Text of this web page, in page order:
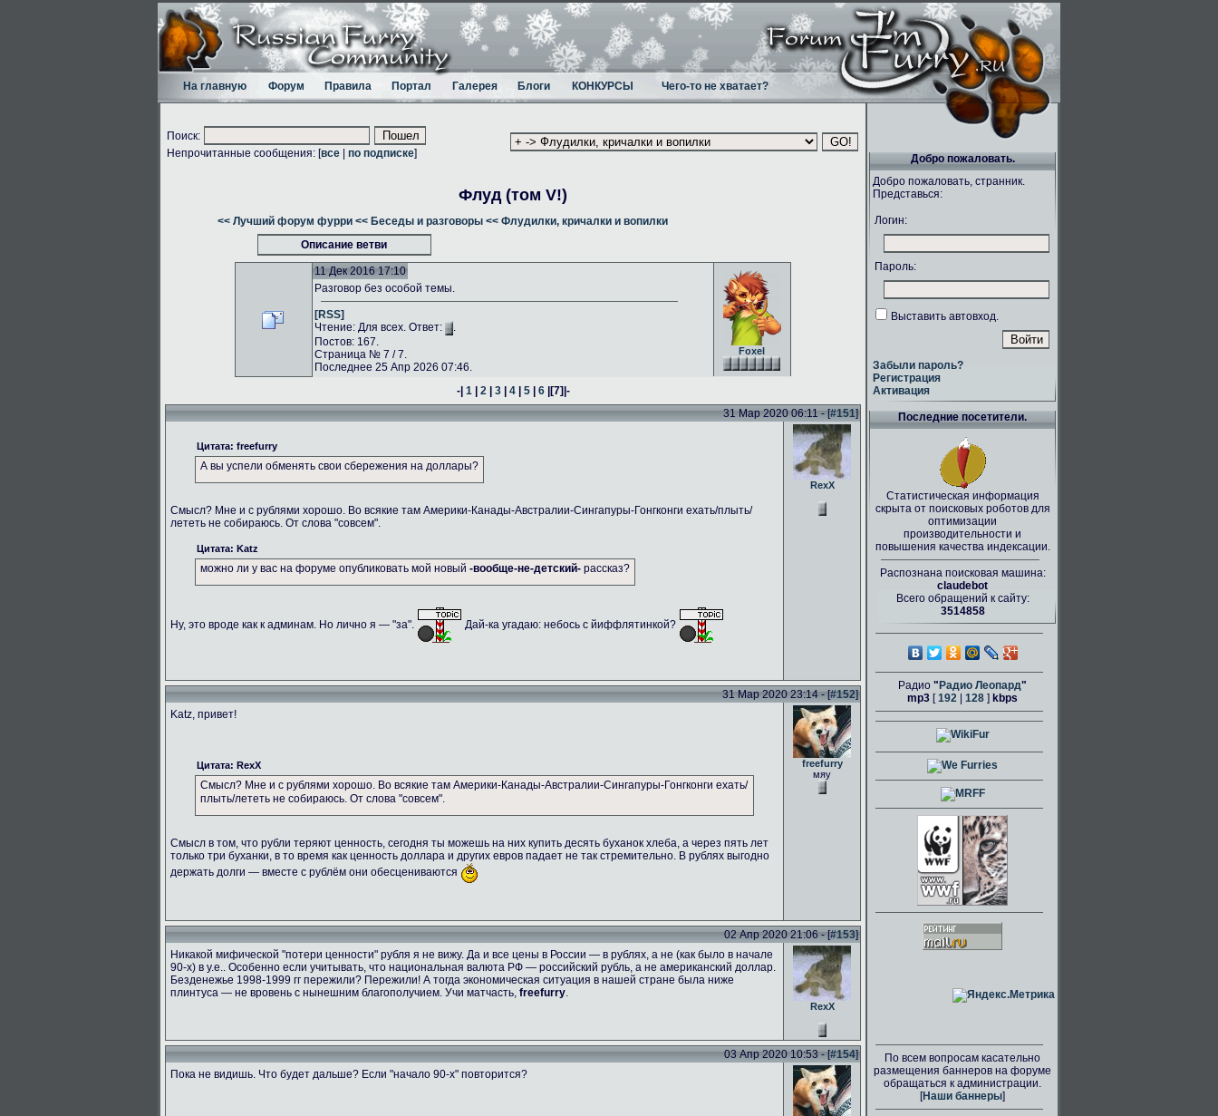
На главную Форум Правила Портал Галерея Блоги КОНКУРСЫ Чего-то не хватает?
Поиск:
Непрочитанные сообщения: [все по подписке]
Флуд (том V!)
<< Лучший форум фурри << Беседы и разговоры << Флудилки, кричалки и вопилки
Описание ветви
11 Дек 2016 17:10
Foxel
Разговор без особой темы.
[RSS]
Чтение: Для всех. Ответ:
.
Постов: 167.
Страница № 7 / 7.
Последнее 25 Апр 2026 07:46.
-| 1| 2| 3| 4| 5| 6|[7]|-
31 Мар 2020 06:11 - [#151]
Цитата: freefurry
А вы успели обменять свои сбережения на доллары?
Смысл? Мне и с рублями хорошо. Во всякие там Америки-Канады-Австралии-Сингапуры-Гонгконги ехать/плыть/
лететь не собираюсь. От слова "совсем".
Цитата: Katz
можно ли у вас на форуме опубликовать мой новый -вообще-не-детский- рассказ?
Ну, это вроде как к админам. Но лично я — "за". Дай-ка угадаю: небось с йиффлятинкой?
RexX
31 Мар 2020 23:14 - [#152]
Katz, привет!
Цитата: RexX
Смысл? Мне и с рублями хорошо. Во всякие там Америки-Канады-Австралии-Сингапуры-Гонгконги ехать/
плыть/лететь не собираюсь. От слова "совсем".
Смысл в том, что рубли теряют ценность, сегодня ты можешь на них купить десять буханок хлеба, а через пять лет
только три буханки, в то время как ценность доллара и других евров падает не так стремительно. В рублях выгодно
держать долги — вместе с рублём они обесцениваются
freefurry
мяу
02 Апр 2020 21:06 - [#153]
Никакой мифической "потери ценности" рубля я не вижу. Да и все цены в России — в рублях, а не (как было в начале
90-х) в у.е.. Особенно если учитывать, что национальная валюта РФ — российский рубль, а не американский доллар.
Безденежье 1998-1999 гг пережили? Пережили! А тогда экономическая ситуация в нашей стране была ниже
плинтуса — не вровень с нынешним благополучием. Учи матчасть, freefurry.
RexX
03 Апр 2020 10:53 - [#154]
Пока не видишь. Что будет дальше? Если "начало 90-х" повторится?
Добро пожаловать.
Добро пожаловать, странник.
Представься:
Логин:
Пароль:
Выставить автовход.
Забыли пароль?
Регистрация
Активация
Последние посетители.
Статистическая информация
скрыта от поисковых роботов для
оптимизации
производительности и
повышения качества индексации.
Распознана поисковая машина:
claudebot
Всего обращений к сайту:
3514858
Радио " Радио Леопард"
mp3 [192 128 ] kbps
По всем вопросам касательно
размещения баннеров на форуме
обращаться к администрации.
[Наши баннеры]